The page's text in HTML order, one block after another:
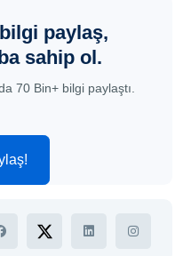
paylaş,
sahip ol.
70 Bin+ bilgi paylaştı.